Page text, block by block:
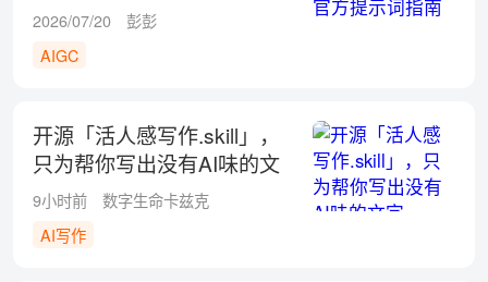
2026/07/20
彭彭
AIGC
开源「活人感写作.skill」，
只为帮你写出没有AI味的文
字
9小时前
数字生命卡兹克
AI写作